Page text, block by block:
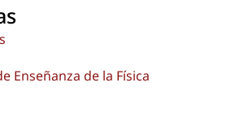
Enseñanza de la Física